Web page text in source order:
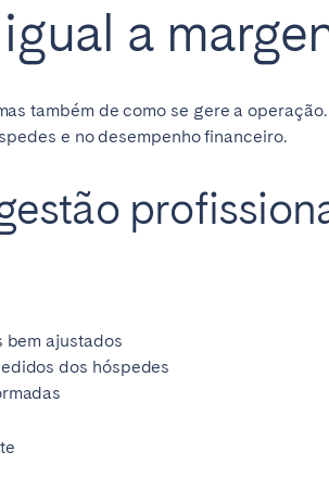
a
também de como se gere a
e no desempenho financeiro.
bem ajustados
dos hóspedes